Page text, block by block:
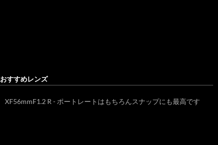
おすすめレンズ
XF56mmF1.2 R - ポートレートはもちろんスナップにも最高です